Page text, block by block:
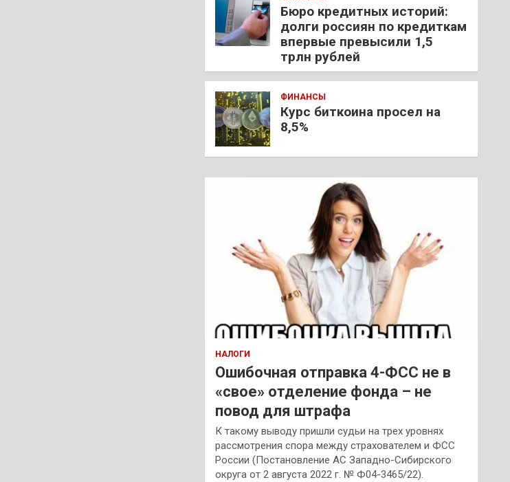
Бюро кредитных историй:
долги россиян по кредиткам
впервые превысили 1,5
трлн рублей
ФИНАНСЫ
Курс биткоина просел на
8,5%
НАЛОГИ
Ошибочная отправка 4-ФСС не в
«свое» отделение фонда – не
повод для штрафа
К такому выводу пришли судьи на трех уровнях
рассмотрения спора между страхователем и ФСС
России (Постановление АС Западно-Сибирского
округа от 2 августа 2022 г. № Ф04-3465/22).